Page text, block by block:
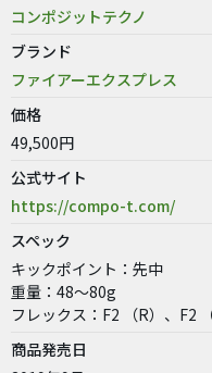
コンポジットテクノ
ブランド
ファイアーエクスプレス
価格
49,500円
公式サイト
https://compo-t.com/
スペック
キックポイント：先中
重量：48～80g
フレックス：F2 （R）、F2
商品発売日